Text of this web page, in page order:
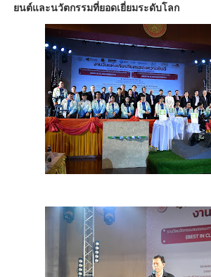
ยนต์และนวัตกรรมที่ยอดเยี่ยมระดับโลก